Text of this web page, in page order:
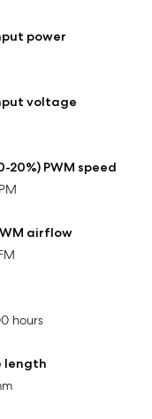
power
voltage
20%) PWM speed
airflow
hours
length